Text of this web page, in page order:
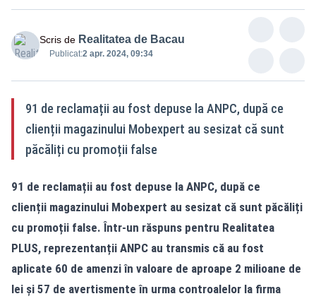
Scris de Realitatea de Bacau
Publicat:2 apr. 2024, 09:34
91 de reclamații au fost depuse la ANPC, după ce
clienții magazinului Mobexpert au sesizat că sunt
păcăliți cu promoții false
91 de reclamații au fost depuse la ANPC, după ce
clienții magazinului Mobexpert au sesizat că sunt păcăliți
cu promoții false. Într-un răspuns pentru Realitatea
PLUS, reprezentanții ANPC au transmis că au fost
aplicate 60 de amenzi în valoare de aproape 2 milioane de
lei și 57 de avertismente în urma controalelor la firma